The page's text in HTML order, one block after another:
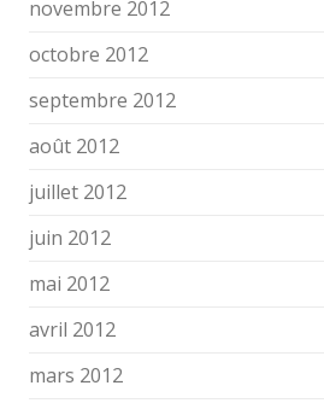
novembre 2012
octobre 2012
septembre 2012
août 2012
juillet 2012
juin 2012
mai 2012
avril 2012
mars 2012